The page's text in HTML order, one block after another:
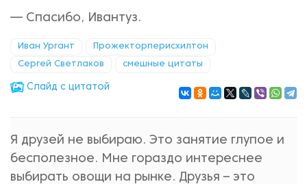
— Спасибо, Ивантуз.
Иван Ургант Прожекторперисхилтон
Сергей Светлаков смешные цитаты
Cлайд с цитатой
Я друзей не выбираю. Это занятие глупое и
бесполезное. Мне гораздо интереснее
выбирать овощи на рынке. Друзья – это